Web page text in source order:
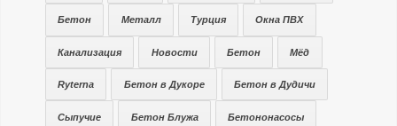
Бетон Металл Турция Окна ПВХ
Канализация Новости Бетон Мёд
Ryterna Бетон в Дукоре Бетон в Дудичи
Сыпучие Бетон Блужа Бетононасосы